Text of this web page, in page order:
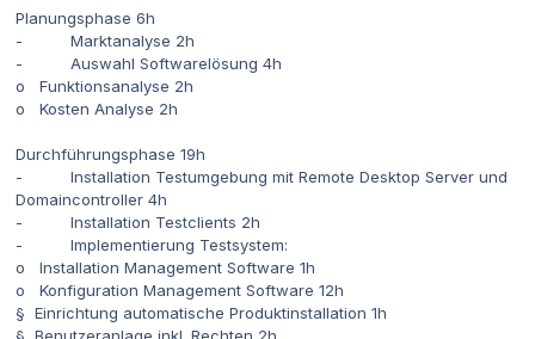
Planungsphase 6h
- Marktanalyse 2h
- Auswahl Softwarelösung 4h
o Funktionsanalyse 2h
o Kosten Analyse 2h
Durchführungsphase 19h
- Installation Testumgebung mit Remote Desktop Server und
Domaincontroller 4h
- Installation Testclients 2h
- Implementierung Testsystem:
o Installation Management Software 1h
o Konfiguration Management Software 12h
§ Einrichtung automatische Produktinstallation 1h